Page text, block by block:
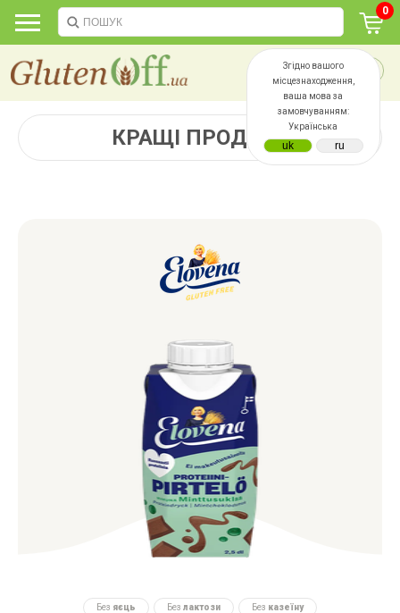
Згідно вашого
місцезнаходження,
ваша мова за
замовчуванням:
Українська
0
КРАЩІ ПРОДАЖІ
Без яєць Без лактози Без казеїну